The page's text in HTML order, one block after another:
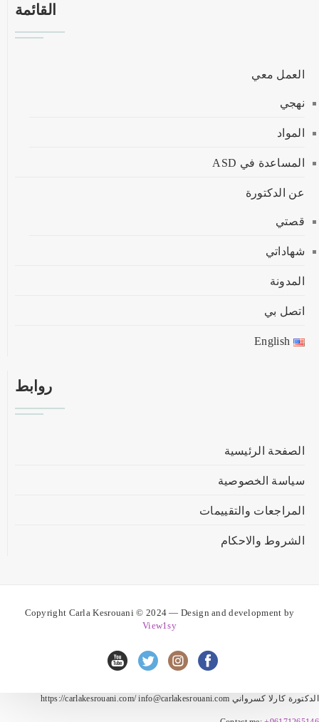
القائمة
العمل معي
نهجي
المواد
المساعدة في ASD
عن الدكتورة
قصتي
شهاداتي
المدونة
اتصل بي
English
روابط
الصفحة الرئيسية
سياسة الخصوصية
المراجعات والتقييمات
الشروط والاحكام
Copyright Carla Kesrouani © 2024 — Design and development by
View1sy
الدكتورة كارلا كسرواني https://carlakesrouani.com/ info@carlakesrouani.com